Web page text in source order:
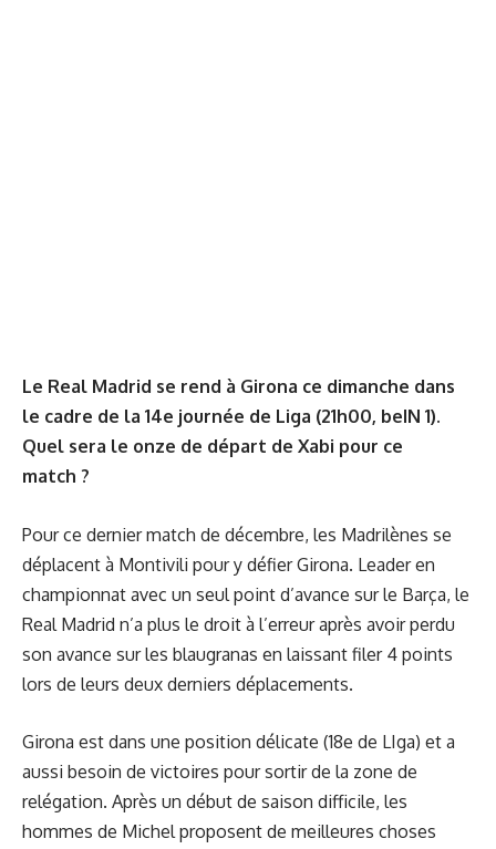
Le Real Madrid se rend à Girona ce dimanche dans
le cadre de la 14e journée de Liga (21h00, beIN 1).
Quel sera le onze de départ de Xabi pour ce
match ?
Pour ce dernier match de décembre, les Madrilènes se
déplacent à Montivili pour y défier Girona. Leader en
championnat avec un seul point d’avance sur le Barça, le
Real Madrid n’a plus le droit à l’erreur après avoir perdu
son avance sur les blaugranas en laissant filer 4 points
lors de leurs deux derniers déplacements.
Girona est dans une position délicate (18e de LIga) et a
aussi besoin de victoires pour sortir de la zone de
relégation. Après un début de saison difficile, les
hommes de Michel proposent de meilleures choses